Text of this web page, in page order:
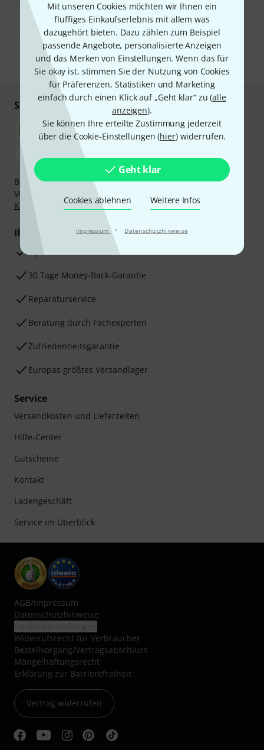
Mit unseren Cookies möchten wir Ihnen ein
fluffiges Einkaufserlebnis mit allem was
dazugehört bieten. Dazu zählen zum Beispiel
passende Angebote, personalisierte Anzeigen
und das Merken von Einstellungen. Wenn das für
Sie okay ist, stimmen Sie der Nutzung von Cookies
für Präferenzen, Statistiken und Marketing
einfach durch einen Klick auf „Geht klar“ zu (alle
anzeigen).
Sie können Ihre erteilte Zustimmung jederzeit
über die Cookie-Einstellungen (hier) widerrufen.
Geht klar
Cookies ablehnen Weitere Infos
Impressum · Datenschutzhinweise
Mit Klick auf „Jetzt anmelden“ stimmen Sie dem Erhalt von E-Mail-
Werbung und einer Messung des E-Mail-Nutzungsverhaltens zu. Die
Abmeldung ist jederzeit möglich. Weitere Informationen finden Sie in
unserenDatenschutzhinweisen.
* Pflichtfeld
Sicher einkaufen & bezahlen
Bezahlen Sie vertraulich und sicher per Nachnahme,
Vorkasse, PayPal, Amazon Pay,
Klarna Ratenzahlungoder Kreditkarte.
Ihre Vorteile
3 Jahre Thomann Garantie
30 Tage Money-Back-Garantie
Reparaturservice
Beratung durch Fachexperten
Zufriedenheitsgarantie
Europas größtes Versandlager
Service
Versandkosten und Lieferzeiten
Hilfe-Center
Gutscheine
Kontakt
Ladengeschäft
Service im Überblick
AGB/Impressum
Datenschutzhinweise
Widerrufsrecht für Verbraucher
Bestellvorgang/Vertragsabschluss
Mängelhaftungsrecht
Erklärung zur Barrierefreiheit
Vertrag widerrufen